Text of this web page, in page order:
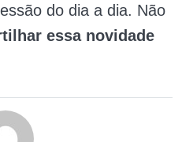
do dia a dia. Não
essa novidade